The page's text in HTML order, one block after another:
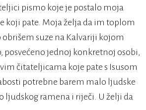
pismo koje je postalo moja
koji pate. Moja želja da im toplom
suze na Kalvariji kojom
posvećeno jednoj konkretnoj osobi,
čitateljicama koje pate s Isusom
potrebne barem malo ljudske
ljudskog ramena i riječi. U želji da